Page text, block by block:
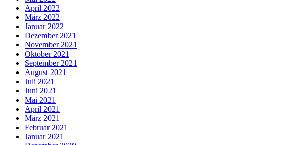
April 2022
März 2022
Januar 2022
Dezember 2021
November 2021
Oktober 2021
September 2021
August 2021
Juli 2021
Juni 2021
Mai 2021
April 2021
März 2021
Februar 2021
Januar 2021